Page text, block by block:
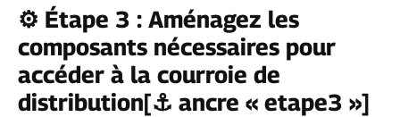
⚙️ Étape 3 : Aménagez les
composants nécessaires pour
accéder à la courroie de
distribution[⚓ ancre « etape3 »]